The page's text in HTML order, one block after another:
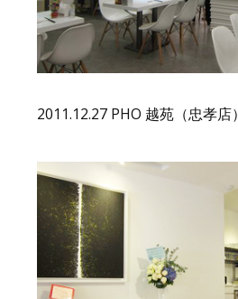
2011.12.27 PHO 越苑（忠孝店）